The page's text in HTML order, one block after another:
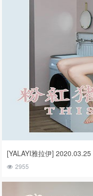
[YALAYI雅拉伊]
2955